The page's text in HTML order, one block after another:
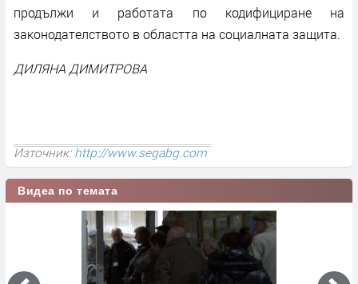
продължи и работата по кодифициране на
законодателството в областта на социалната защита.
ДИЛЯНА ДИМИТРОВА
Източник:http://www.segabg.com
Видеа по темата